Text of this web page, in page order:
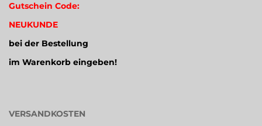
Gutschein Code:
NEUKUNDE
bei der Bestellung
im Warenkorb eingeben!
VERSANDKOSTEN